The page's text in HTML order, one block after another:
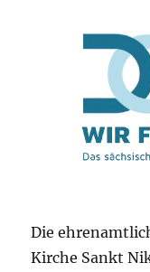
Die
Kirche Sankt